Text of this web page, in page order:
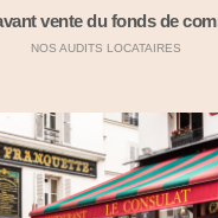
vente du fonds de
NOS AUDITS LOCATAIRES